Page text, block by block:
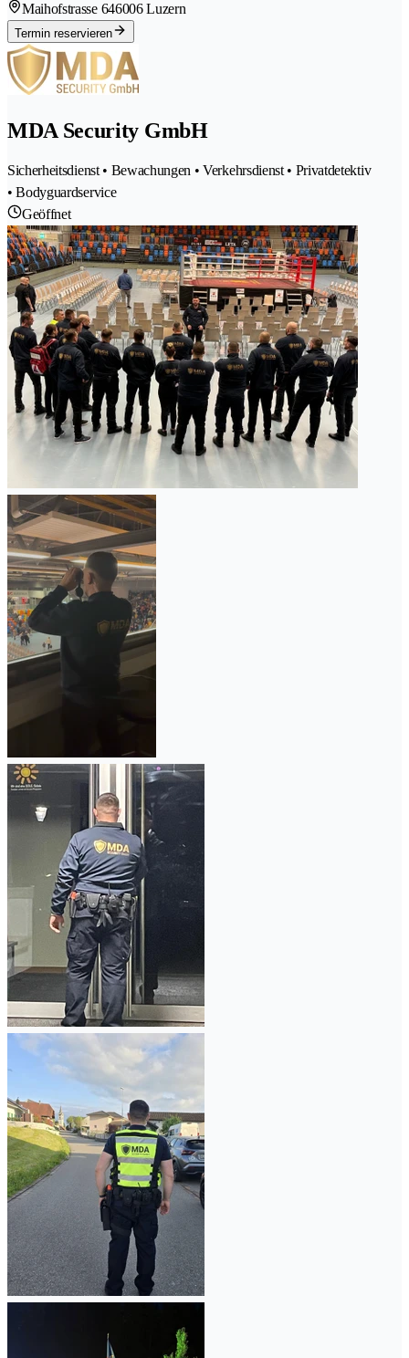
Maihofstrasse 646006 Luzern
Termin reservieren
MDA Security GmbH
Sicherheitsdienst • Bewachungen • Verkehrsdienst • Privatdetektiv
• Bodyguardservice
Geöffnet